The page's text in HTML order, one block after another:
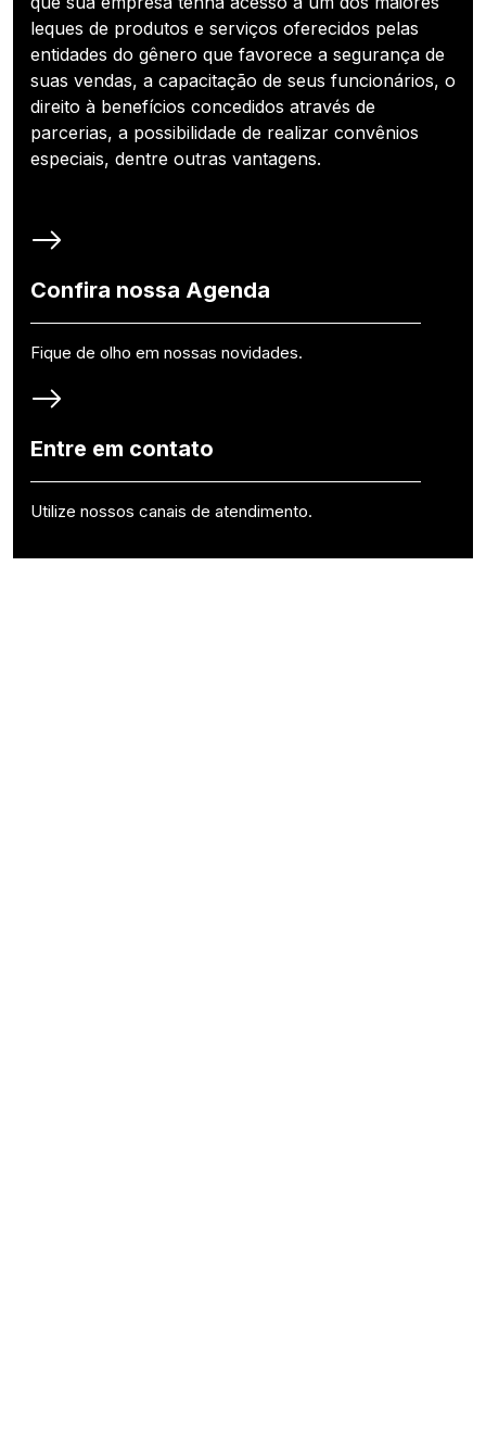
leques de produtos e serviços oferecidos pelas
entidades do gênero que favorece a segurança de
suas vendas, a capacitação de seus funcionários, o
direito à benefícios concedidos através de
parcerias, a possibilidade de realizar convênios
especiais, dentre outras vantagens.
Confira nossa Agenda
Fique de olho em nossas novidades.
Entre em contato
Utilize nossos canais de atendimento.